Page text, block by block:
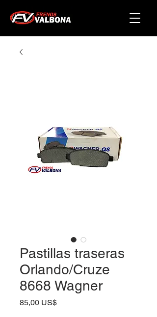
Pastillas traseras
Orlando/Cruze
8668 Wagner
85,00 US$Precio